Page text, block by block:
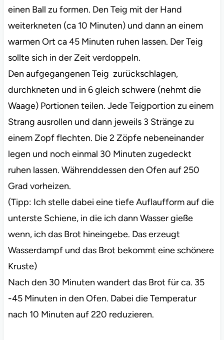
einen Ball zu formen. Den Teig mit der Hand
weiterkneten (ca 10 Minuten) und dann an einem
warmen Ort ca 45 Minuten ruhen lassen. Der Teig
sollte sich in der Zeit verdoppeln.
Den aufgegangenen Teig zurückschlagen,
durchkneten und in 6 gleich schwere (nehmt die
Waage) Portionen teilen. Jede Teigportion zu einem
Strang ausrollen und dann jeweils 3 Stränge zu
einem Zopf flechten. Die 2 Zöpfe nebeneinander
legen und noch einmal 30 Minuten zugedeckt
ruhen lassen. Währenddessen den Ofen auf 250
Grad vorheizen.
(Tipp: Ich stelle dabei eine tiefe Auflaufform auf die
unterste Schiene, in die ich dann Wasser gieße
wenn, ich das Brot hineingebe. Das erzeugt
Wasserdampf und das Brot bekommt eine schönere
Kruste)
Nach den 30 Minuten wandert das Brot für ca. 35
-45 Minuten in den Ofen. Dabei die Temperatur
nach 10 Minuten auf 220 reduzieren.